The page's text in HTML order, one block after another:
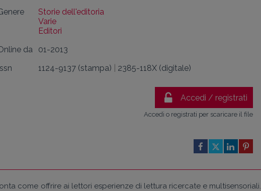
Storie dell'editoria
Varie
Editori
da
01-2013
1124-9137 (stampa) 2385-118X (digitale)
Accedi / registrati
Accedi o registrati per scaricare il file
come offrire ai lettori esperienze di lettura ricercate e multisensoriali.